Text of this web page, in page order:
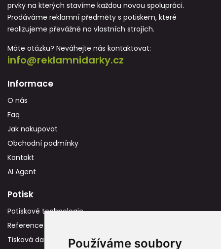
Používáme soubory
prvky na kterých stavíme každou novou spolupráci.
Prodáváme reklamní předměty s potiskem, které
realizujeme převážně na vlastních strojích.
Máte otázku? Neváhejte nás kontaktovat:
info@reklamnidarky.cz
Informace
O nás
Faq
Jak nakupovat
Obchodní podmínky
Kontakt
AI Agent
Potisk
Potiskové technologie
Reference
Tisková data